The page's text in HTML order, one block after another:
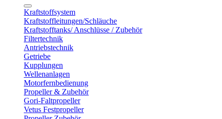
Kraftstoffsystem
Kraftstoffleitungen/Schläuche
Kraftstofftanks/ Anschlüsse / Zubehör
Filtertechnik
Antriebstechnik
Getriebe
Kupplungen
Wellenanlagen
Motorfernbedienung
Propeller & Zubehör
Gori-Faltpropeller
Vetus Festpropeller